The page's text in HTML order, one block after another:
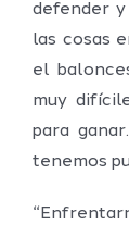
defender y
las cosas
el
muy
para
tenemos